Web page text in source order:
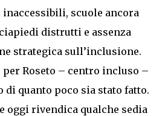
scuole ancora
distrutti e assenza
strategica sull’inclusione.
per Roseto – centro incluso –
di quanto poco sia stato fatto.
oggi rivendica qualche sedia